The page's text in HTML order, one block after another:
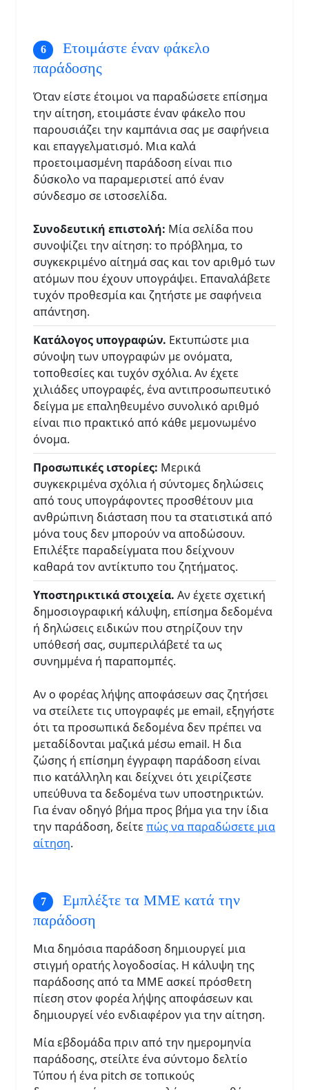
Ετοιμάστε έναν φάκελο
παράδοσης
Όταν είστε έτοιμοι να παραδώσετε επίσημα
την αίτηση, ετοιμάστε έναν φάκελο που
παρουσιάζει την καμπάνια σας με σαφήνεια
και επαγγελματισμό. Μια καλά
προετοιμασμένη παράδοση είναι πιο
δύσκολο να παραμεριστεί από έναν
σύνδεσμο σε ιστοσελίδα.
Συνοδευτική επιστολή: Μία σελίδα που
συνοψίζει την αίτηση: το πρόβλημα, το
συγκεκριμένο αίτημά σας και τον αριθμό των
ατόμων που έχουν υπογράψει. Επαναλάβετε
τυχόν προθεσμία και ζητήστε με σαφήνεια
απάντηση.
Κατάλογος υπογραφών. Εκτυπώστε μια
σύνοψη των υπογραφών με ονόματα,
τοποθεσίες και τυχόν σχόλια. Αν έχετε
χιλιάδες υπογραφές, ένα αντιπροσωπευτικό
δείγμα με επαληθευμένο συνολικό αριθμό
είναι πιο πρακτικό από κάθε μεμονωμένο
όνομα.
Προσωπικές ιστορίες: Μερικά
συγκεκριμένα σχόλια ή σύντομες δηλώσεις
από τους υπογράφοντες προσθέτουν μια
ανθρώπινη διάσταση που τα στατιστικά από
μόνα τους δεν μπορούν να αποδώσουν.
Επιλέξτε παραδείγματα που δείχνουν
καθαρά τον αντίκτυπο του ζητήματος.
Υποστηρικτικά στοιχεία. Αν έχετε σχετική
δημοσιογραφική κάλυψη, επίσημα δεδομένα
ή δηλώσεις ειδικών που στηρίζουν την
υπόθεσή σας, συμπεριλάβετέ τα ως
συνημμένα ή παραπομπές.
Αν ο φορέας λήψης αποφάσεων σας ζητήσει
να στείλετε τις υπογραφές με email, εξηγήστε
ότι τα προσωπικά δεδομένα δεν πρέπει να
μεταδίδονται μαζικά μέσω email. Η δια
ζώσης ή επίσημη έγγραφη παράδοση είναι
πιο κατάλληλη και δείχνει ότι χειρίζεστε
υπεύθυνα τα δεδομένα των υποστηρικτών.
Για έναν οδηγό βήμα προς βήμα για την ίδια
την παράδοση, δείτεπώς να παραδώσετε μια
αίτηση.
Εμπλέξτε τα ΜΜΕ κατά την
παράδοση
Μια δημόσια παράδοση δημιουργεί μια
στιγμή ορατής λογοδοσίας. Η κάλυψη της
παράδοσης από τα ΜΜΕ ασκεί πρόσθετη
πίεση στον φορέα λήψης αποφάσεων και
δημιουργεί νέο ενδιαφέρον για την αίτηση.
Μία εβδομάδα πριν από την ημερομηνία
παράδοσης, στείλτε ένα σύντομο δελτίο
Τύπου ή ένα pitch σε τοπικούς